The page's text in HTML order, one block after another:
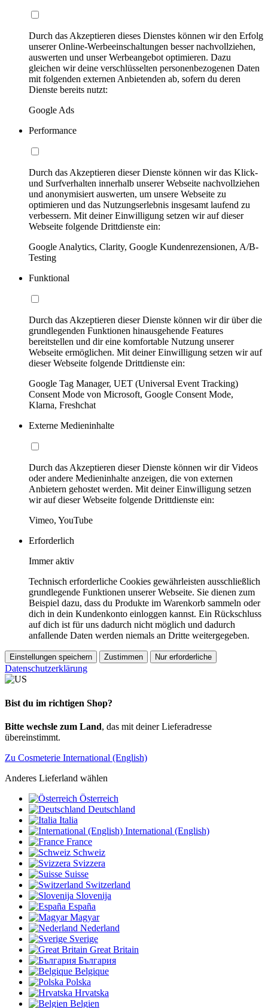
Durch das Akzeptieren dieses Dienstes können wir den Erfolg
unserer Online-Werbeeinschaltungen besser nachvollziehen,
auswerten und unser Werbeangebot optimieren. Dazu
gleichen wir deine verschlüsselten personenbezogenen Daten
mit folgenden externen Anbietenden ab, sofern du deren
Dienste bereits nutzt:
Google Ads
Performance
Durch das Akzeptieren dieser Dienste können wir das Klick-
und Surfverhalten innerhalb unserer Webseite nachvollziehen
und anonymisiert auswerten, um unsere Webseite zu
optimieren und das Nutzungserlebnis insgesamt laufend zu
verbessern. Mit deiner Einwilligung setzen wir auf dieser
Webseite folgende Drittdienste ein:
Google Analytics, Clarity, Google Kundenrezensionen, A/B-
Testing
Funktional
Durch das Akzeptieren dieser Dienste können wir dir über die
grundlegenden Funktionen hinausgehende Features
bereitstellen und dir eine komfortable Nutzung unserer
Webseite ermöglichen. Mit deiner Einwilligung setzen wir auf
dieser Webseite folgende Drittdienste ein:
Google Tag Manager, UET (Universal Event Tracking)
Consent Mode von Microsoft, Google Consent Mode,
Klarna, Freshchat
Externe Medieninhalte
Durch das Akzeptieren dieser Dienste können wir dir Videos
oder andere Medieninhalte anzeigen, die von externen
Anbietern gehostet werden. Mit deiner Einwilligung setzen
wir auf dieser Webseite folgende Drittdienste ein:
Vimeo, YouTube
Erforderlich
Immer aktiv
Technisch erforderliche Cookies gewährleisten ausschließlich
grundlegende Funktionen unserer Webseite. Sie dienen zum
Beispiel dazu, dass du Produkte im Warenkorb sammeln oder
dich in dein Kundenkonto einloggen kannst. Ein Rückschluss
auf dich ist für uns dadurch nicht möglich und dadurch
anfallende Daten werden niemals an Dritte weitergegeben.
Einstellungen speichern Zustimmen Nur erforderliche
Datenschutzerklärung
Bist du im richtigen Shop?
Bitte wechsle zum Land, das mit deiner Lieferadresse
übereinstimmt.
Zu Cosmeterie International (English)
Anderes Lieferland wählen
Österreich
Deutschland
Italia
International (English)
France
Schweiz
Svizzera
Suisse
Switzerland
Slovenija
España
Magyar
Nederland
Sverige
Great Britain
България
Belgique
Polska
Hrvatska
Belgien